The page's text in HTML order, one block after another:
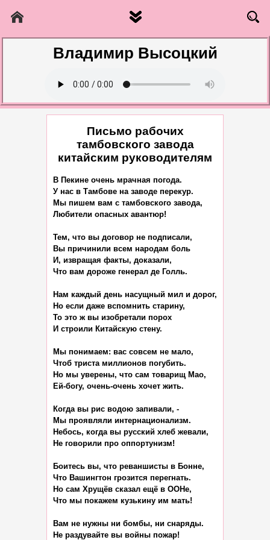
Владимир Высоцкий
Письмо рабочих
тамбовского завода
китайским руководителям
В Пекине очень мрачная погода.
У нас в Тамбове на заводе перекур.
Мы пишем вам с тамбовского завода,
Любители опасных авантюр!
Тем, что вы договор не подписали,
Вы причинили всем народам боль
И, извращая факты, доказали,
Что вам дороже генерал де Голль.
Нам каждый день насущный мил и дорог,
Но если даже вспомнить старину,
То это ж вы изобретали порох
И строили Китайскую стену.
Мы понимаем: вас совсем не мало,
Чтоб триста миллионов погубить.
Но мы уверены, что сам товарищ Мао,
Ей-богу, очень-очень хочет жить.
Когда вы рис водою запивали, -
Мы проявляли интернационализм.
Небось, когда вы русский хлеб жевали,
Не говорили про оппортунизм!
Боитесь вы, что реваншисты в Бонне,
Что Вашингтон грозится перегнать.
Но сам Хрущёв сказал ещё в ООНе,
Что мы покажем кузькину им мать!
Вам не нужны ни бомбы, ни снаряды.
Не раздувайте вы войны пожар!